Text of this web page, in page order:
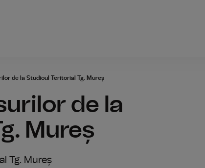
de la Studioul Teritorial Tg. Mureș
de la
Mureș
Tg. Mureș